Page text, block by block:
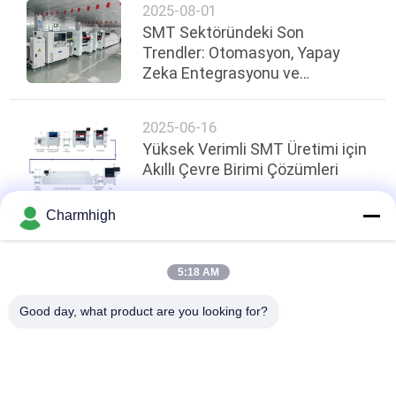
2025-08-01
SMT Sektöründeki Son
Trendler: Otomasyon, Yapay
Zeka Entegrasyonu ve
2025-06-16
Yüksek Verimli SMT Üretimi için
Akıllı Çevre Birimi Çözümleri
Sayfanın Üstü
Charmhigh
5:18 AM
Good day, what product are you looking for?